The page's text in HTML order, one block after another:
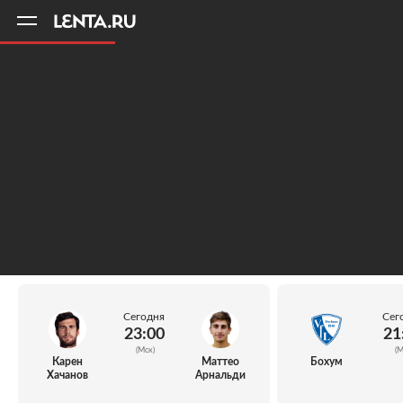
Карен
Хачанов
Сегодня
23:00
(Мск)
Маттео
Арнальди
Бохум